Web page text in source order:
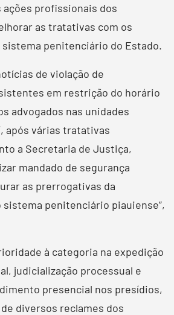
ações profissionais dos
as tratativas com os
penitenciário do Estado.
de violação de
em restrição do horário
advogados nas unidades
após várias tratativas
a Secretaria de Justiça,
mandado de segurança
as prerrogativas da
sistema penitenciário piauiense”,
à categoria na expedição
judicialização processual e
presencial nos presídios,
diversos reclames dos